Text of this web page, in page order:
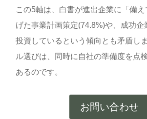
この5軸は、白書が進出企業に「備
げた事業計画策定(74.8%)や、成功企
投資しているという傾向とも矛盾し
ル選びは、同時に自社の準備度を点
あるのです。
お問い合わせ